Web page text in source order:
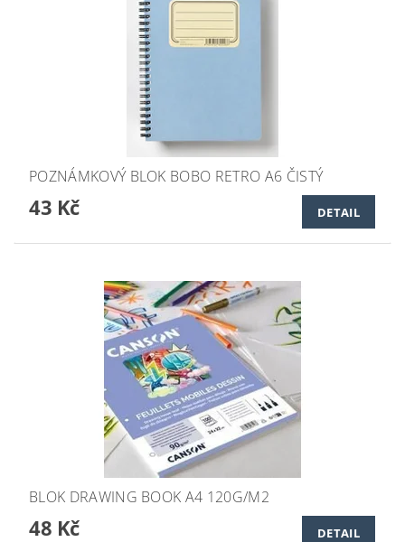
POZNÁMKOVÝ BLOK BOBO RETRO A6 ČISTÝ
43 Kč DETAIL
BLOK DRAWING BOOK A4 120G/M2
48 Kč DETAIL